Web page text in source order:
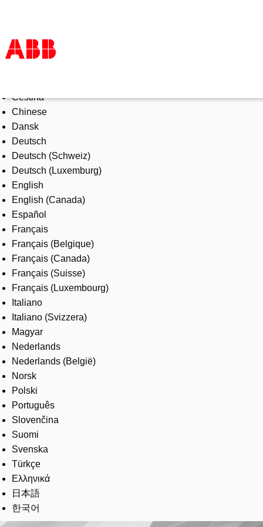
Products & Solutions
Industries
Services
About us
Where to buy
Contact us
Careers
Čeština
Chinese
Dansk
Deutsch
Deutsch (Schweiz)
Deutsch (Luxemburg)
English
English (Canada)
Español
Français
Français (Belgique)
Français (Canada)
Français (Suisse)
Français (Luxembourg)
Italiano
Italiano (Svizzera)
Magyar
Nederlands
Nederlands (België)
Norsk
Polski
Português
Slovenčina
Suomi
Svenska
Türkçe
Ελληνικά
日本語
한국어